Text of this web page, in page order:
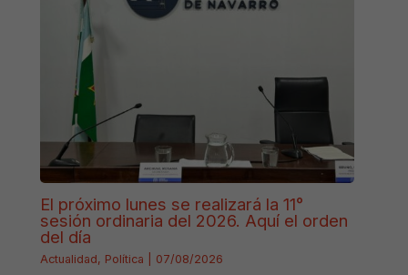
El próximo lunes se realizará la 11°
sesión ordinaria del 2026. Aquí el orden
del día
Actualidad, Política 07/08/2026